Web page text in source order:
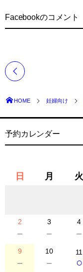
Facebookのコメント
HOME 妊婦向け
予約カレンダー
日
月 火
2
－
3
－
4
－
9
－
10
－
11
○